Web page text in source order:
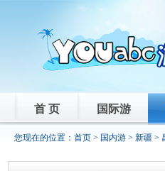
首 页 国际游
您现在的位置： 首页 > 国内游 > 新疆 >